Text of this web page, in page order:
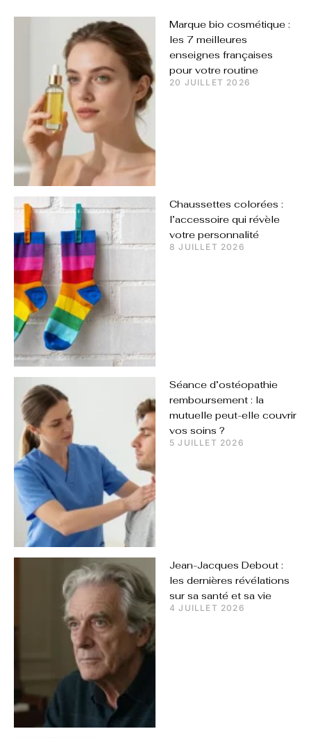
Marque bio cosmétique :
les 7 meilleures
enseignes françaises
pour votre routine
20 JUILLET 2026
Chaussettes colorées :
l’accessoire qui révèle
votre personnalité
8 JUILLET 2026
Séance d’ostéopathie
remboursement : la
mutuelle peut-elle couvrir
vos soins ?
5 JUILLET 2026
Jean-Jacques Debout :
les dernières révélations
sur sa santé et sa vie
4 JUILLET 2026